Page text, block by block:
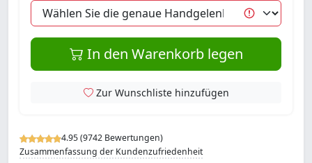
4.95 (9742 Bewertungen)
Zusammenfassung der Kundenzufriedenheit
In den Warenkorb legen
Zur Wunschliste hinzufügen